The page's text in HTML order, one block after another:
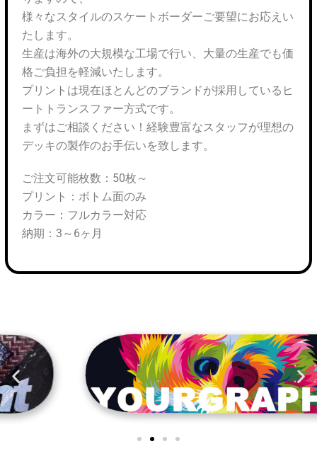
様々なスタイルのスケートボーダーご要望にお応えい
たします。
生産は海外の大規模な工場で行い、大量の生産でも価
格ご負担を軽減いたします。
プリントは現在ほとんどのブランドが採用しているヒ
ートトランスファー方式です。
まずはご相談ください！経験豊富なスタッフが理想の
デッキの製作のお手伝いを致します。
ご注文可能枚数：50枚～
プリント：ボトム面のみ
カラー：フルカラー対応
納期：3～6ヶ月